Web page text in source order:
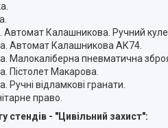
Автомат Калашникова. Ручний
Автомат Калашникова АК74.
Малокаліберна пневматична
Пістолет Макарова.
Ручні відламкові гранати.
право.
стендів - "Цивільний захист":